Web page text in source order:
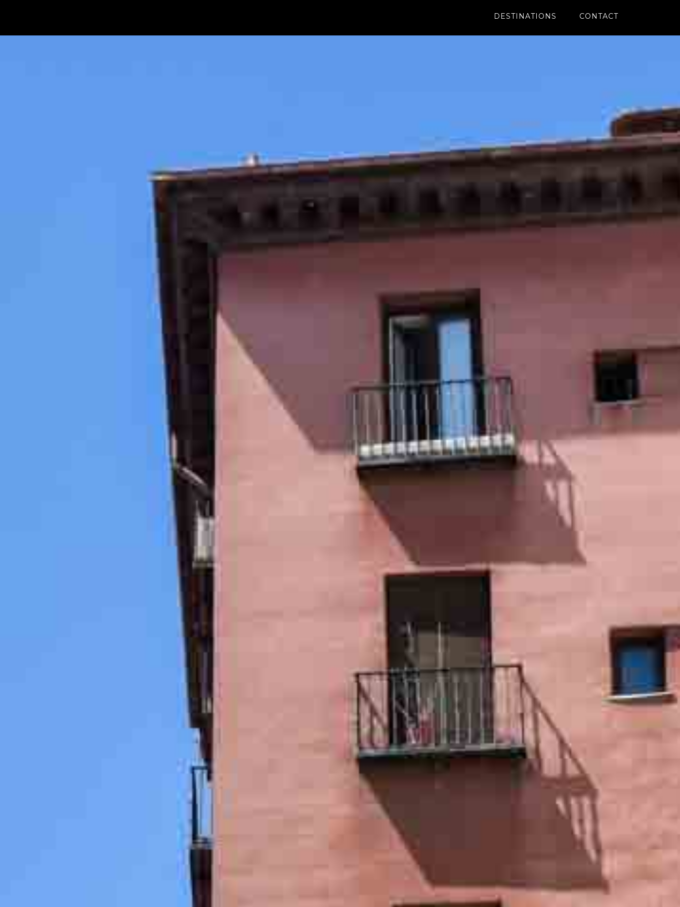
DESTINATIONS CONTACT